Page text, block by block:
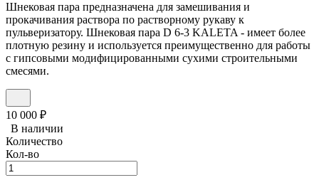
Шнековая пара предназначена для замешивания и
прокачивания раствора по растворному рукаву к
пульверизатору. Шнековая пара D 6-3 KALETA - имеет более
плотную резину и используется преимущественно для работы
с гипсовыми модифицированными сухими строительными
смесями.
10 000 ₽
В наличии
Количество
Кол-во